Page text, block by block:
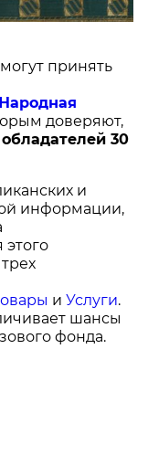
принять
доверяют,
30
и
информации,
иУслуги.
шансы
фонда.